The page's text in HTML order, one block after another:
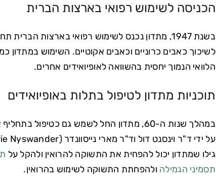
הכניסה לשימוש רפואי בארצות הברית
לשיכוך כאבים כרוניים וכאבים אקוטיים. השימוש
הלוואי הנמוך יחסית בהשוואה לאופיואידים אחרים.
תוכניות מתדון לטיפול בתלות באופיואידים
במהלך שנות ה-60, מתדון החל לשמש גם
גילו שמתדון יכול להפחית את התשוקה להרואין ולהקל על
תסמיני הגמילה ולהפחתת התשוקה לשימוש בהרואין.